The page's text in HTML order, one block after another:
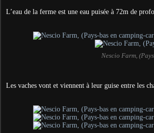
L’eau de la ferme est une eau puisée à 72m de
Nescio Farm,
Les vaches vont et viennent à leur guise entre les